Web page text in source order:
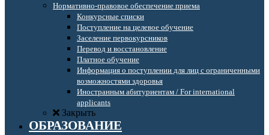
Нормативно-правовое обеспечение приема
Конкурсные списки
Поступление на целевое обучение
Заселение первокурсников
Перевод и восстановление
Платное обучение
Информация о поступлении для лиц с ограниченными
возможностями здоровья
Иностранным абитуриентам / For international
applicants
Закрыть
ОБРАЗОВАНИЕ